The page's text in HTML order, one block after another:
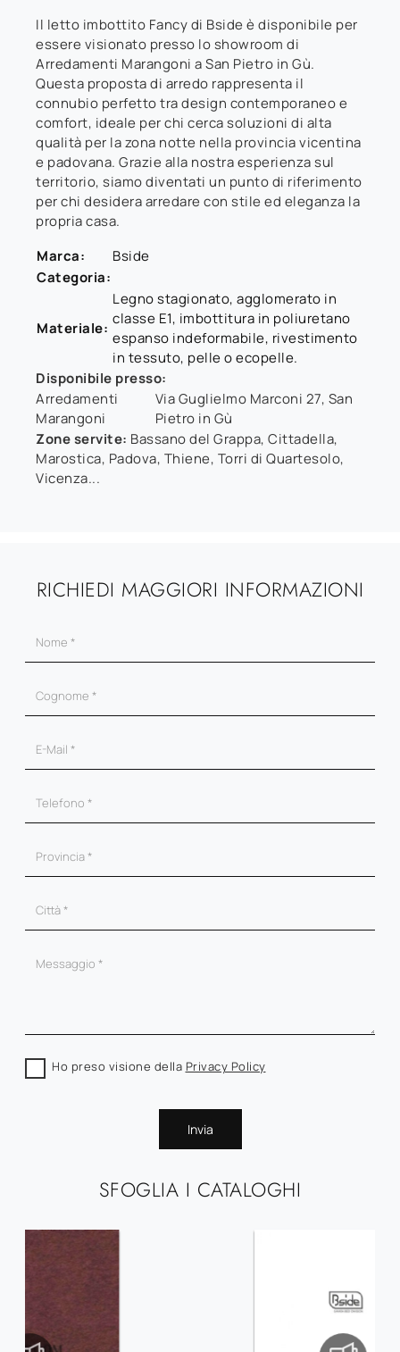
Il letto imbottito Fancy di Bside è disponibile per
essere visionato presso lo showroom di
Arredamenti Marangoni a San Pietro in Gù.
Questa proposta di arredo rappresenta il
connubio perfetto tra design contemporaneo e
comfort, ideale per chi cerca soluzioni di alta
qualità per la zona notte nella provincia vicentina
e padovana. Grazie alla nostra esperienza sul
territorio, siamo diventati un punto di riferimento
per chi desidera arredare con stile ed eleganza la
propria casa.
Marca:
Bside
Categoria:
Materiale:
Legno stagionato, agglomerato in
classe E1, imbottitura in poliuretano
espanso indeformabile, rivestimento
in tessuto, pelle o ecopelle.
Disponibile presso:
Arredamenti
Marangoni
Via Guglielmo Marconi 27, San
Pietro in Gù
Zone servite: Bassano del Grappa, Cittadella,
Marostica, Padova, Thiene, Torri di Quartesolo,
Vicenza...
SFOGLIA I CATALOGHI
RICHIEDI MAGGIORI INFORMAZIONI
Ho preso visione della Privacy Policy
Invia